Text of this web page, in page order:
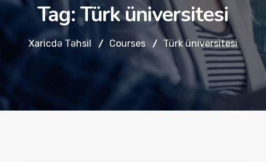
Tag:Türk üniversitesi
Xaricdə Təhsil Courses Türk üniversitesi